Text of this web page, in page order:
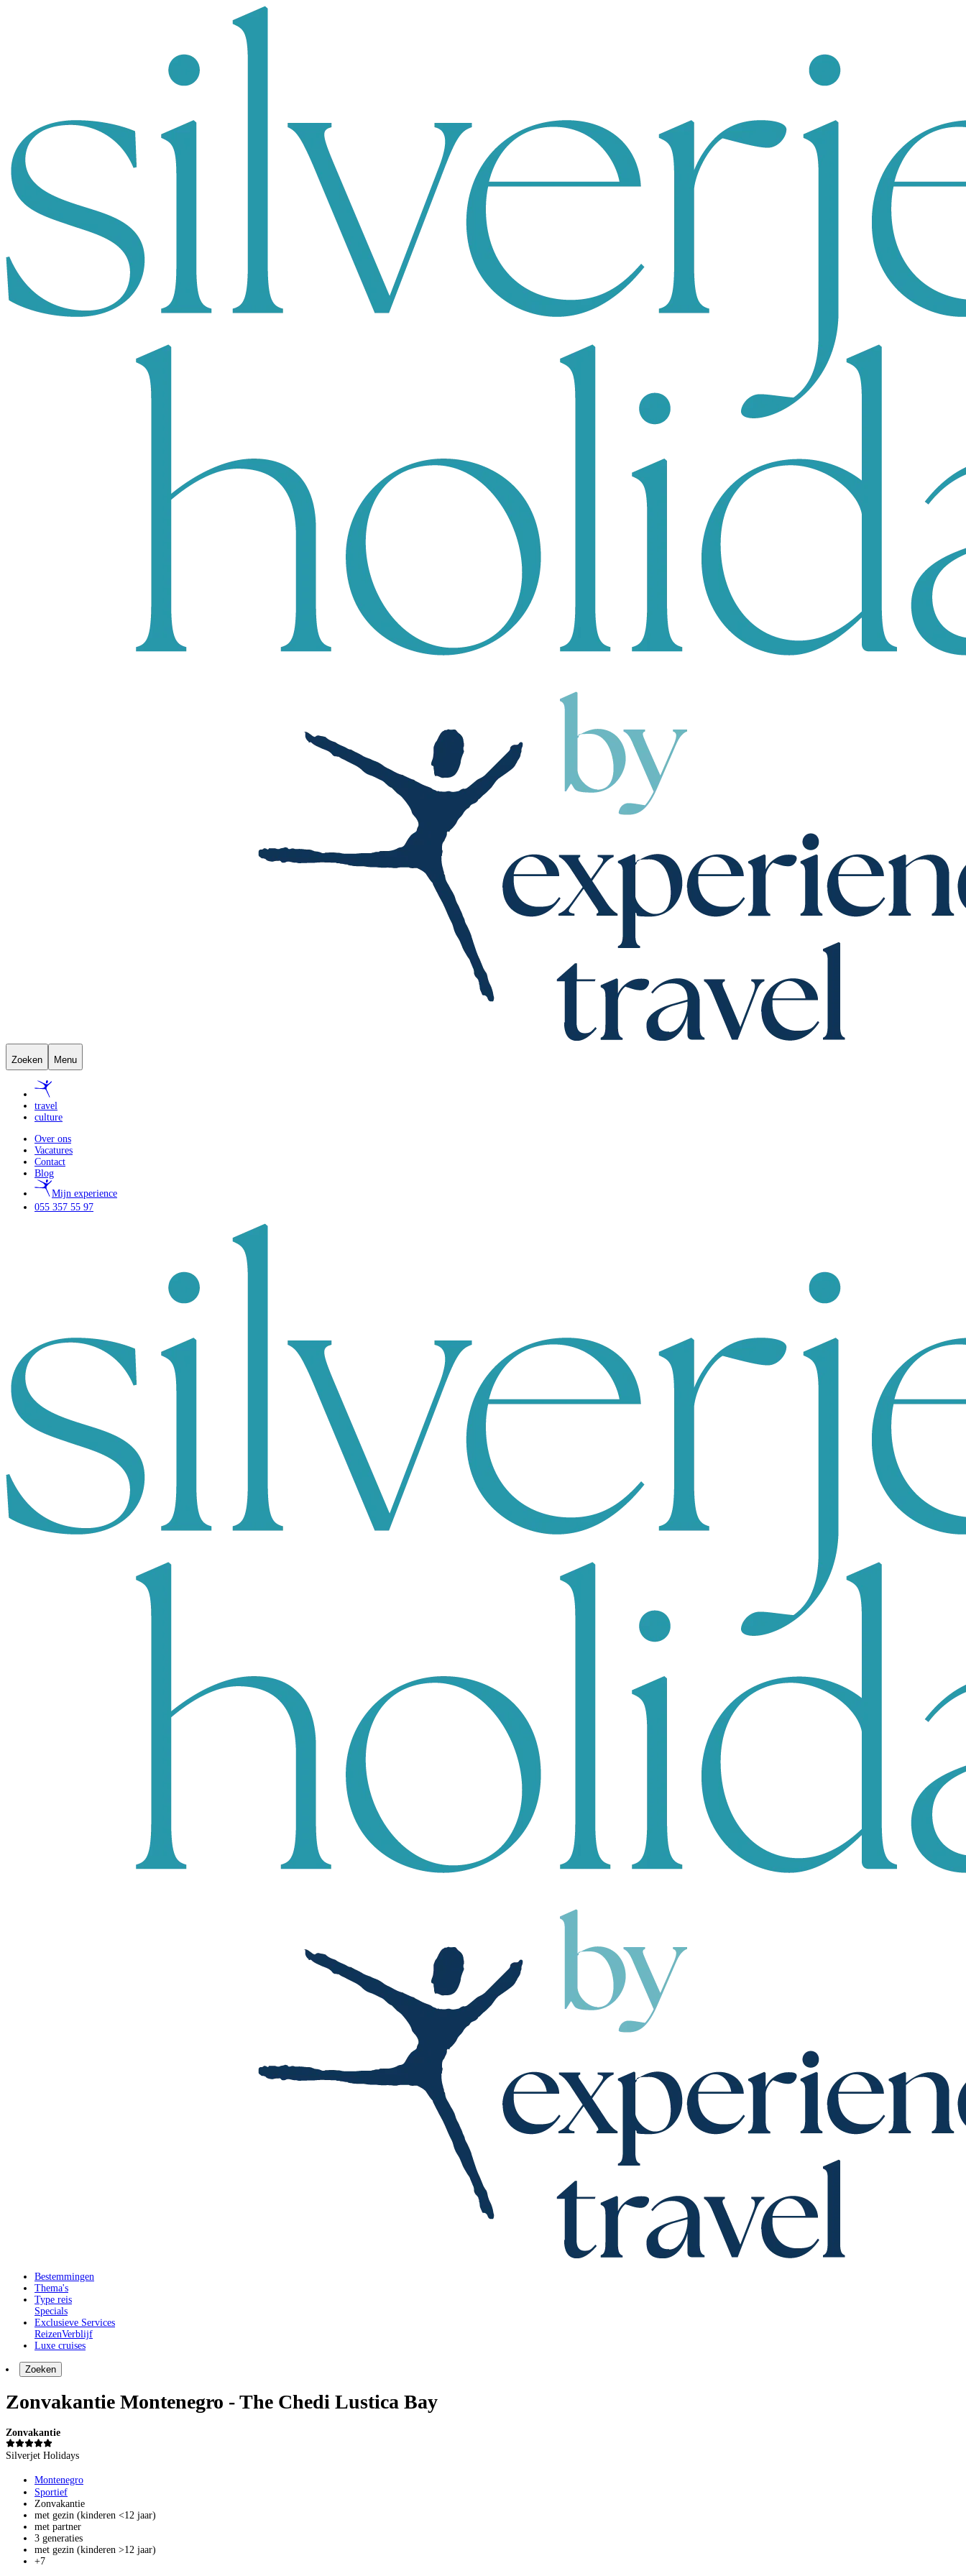
Zoeken Menu
travel
culture
Over ons
Vacatures
Contact
Blog
Mijn experience
055 357 55 97
Bestemmingen
Thema's
Type reis
Specials
Exclusieve Services
ReizenVerblijf
Luxe cruises
Zoeken
Zonvakantie Montenegro - The Chedi Lustica Bay
Zonvakantie
Silverjet Holidays
Montenegro
Sportief
Zonvakantie
met gezin (kinderen <12 jaar)
met partner
3 generaties
met gezin (kinderen >12 jaar)
+7